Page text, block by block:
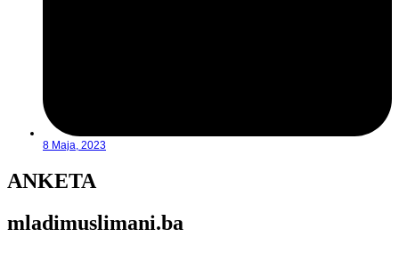
8 Maja, 2023
ANKETA
mladimuslimani.ba